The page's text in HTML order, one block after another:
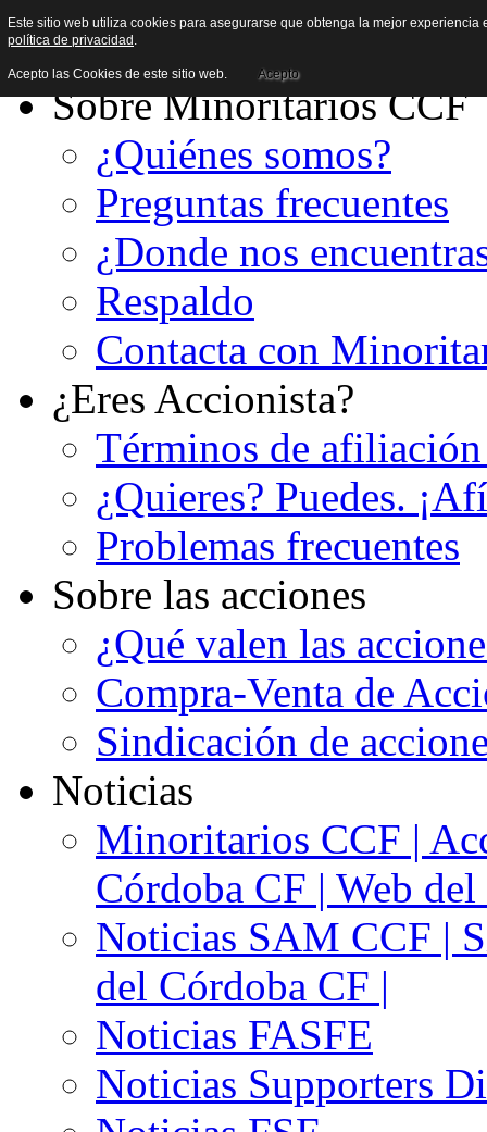
Sobre Minoritarios CCF
¿Quiénes somos?
Preguntas frecuentes
¿Donde nos
Respaldo
Contacta con
¿Eres Accionista?
Términos de
¿Quieres? Puedes.
Problemas frecuentes
Sobre las acciones
¿Qué valen las
Compra-Venta de
Sindicación de
Noticias
Minoritarios CCF |
Córdoba CF | Web
Noticias SAM CCF |
del Córdoba CF |
Noticias FASFE
Noticias Supporters
Este sitio web utiliza cookies para asegurarse que obtenga la mejor
política de privacidad .
Acepto las Cookies de este sitio web. Acepto